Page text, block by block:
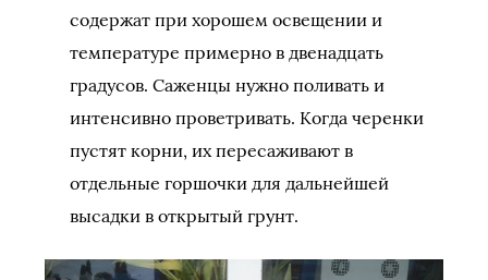
содержат при хорошем освещении и
температуре примерно в двенадцать
градусов. Саженцы нужно поливать и
интенсивно проветривать. Когда черенки
пустят корни, их пересаживают в
отдельные горшочки для дальнейшей
высадки в открытый грунт.